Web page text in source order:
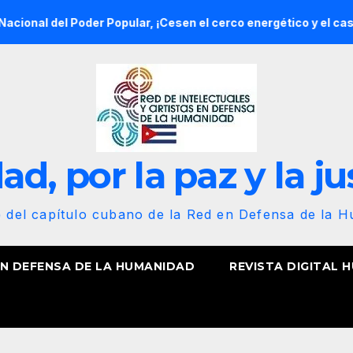
Poder Popular, ¡Cesen el cerco energético y el castigo
por la paz y la
del capítulo cubano de la Red en Defensa de la
DEFENSA DE LA HUMANIDAD REVISTA DIGITAL